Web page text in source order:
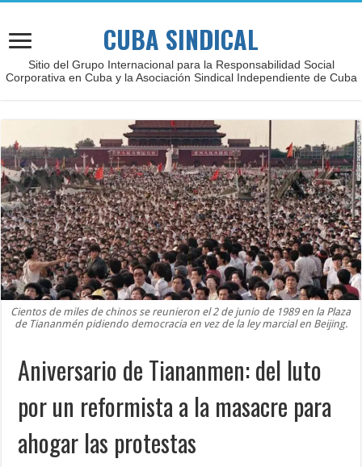
CUBA SINDICAL
Sitio del Grupo Internacional para la Responsabilidad Social
Corporativa en Cuba y la Asociación Sindical Independiente de Cuba
Cientos de miles de chinos se reunieron el 2 de junio de 1989 en la Plaza
de Tiananmén pidiendo democracia en vez de la ley marcial en Beijing.
Aniversario de Tiananmen: del luto
por un reformista a la masacre para
ahogar las protestas